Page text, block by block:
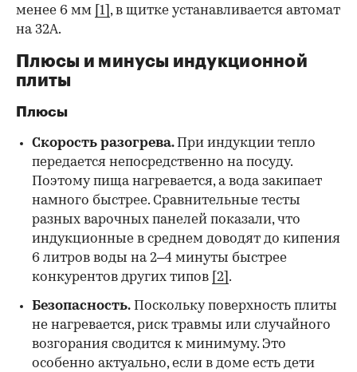
менее 6 мм [1] , в щитке устанавливается автомат
на 32А.
Плюсы и минусы индукционной
плиты
Плюсы
Скорость разогрева. При индукции тепло
передается непосредственно на посуду.
Поэтому пища нагревается, а вода закипает
намного быстрее. Сравнительные тесты
разных варочных панелей показали, что
индукционные в среднем доводят до кипения
6 литров воды на 2–4 минуты быстрее
конкурентов других типов [2] .
Безопасность. Поскольку поверхность плиты
не нагревается, риск травмы или случайного
возгорания сводится к минимуму. Это
особенно актуально, если в доме есть дети